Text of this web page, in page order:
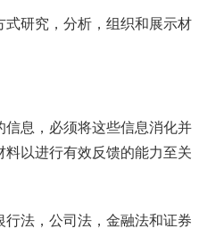
研究，分析，组织和展示材
息，必须将这些信息消化并
以进行有效反馈的能力至关
法，公司法，金融法和证券